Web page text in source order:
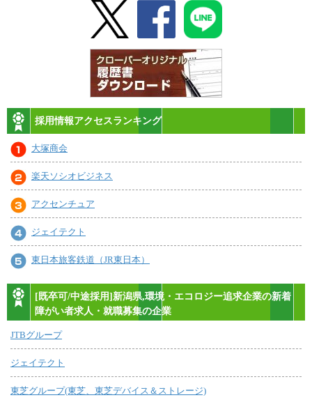
採用情報アクセスランキング
大塚商会
楽天ソシオビジネス
アクセンチュア
ジェイテクト
東日本旅客鉄道（JR東日本）
[既卒可/中途採用]新潟県,環境・エコロジー追求企業の新着
障がい者求人・就職募集の企業
JTBグループ
ジェイテクト
東芝グループ(東芝、東芝デバイス＆ストレージ)